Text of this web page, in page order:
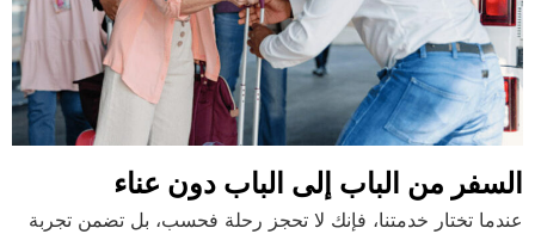
السفر من الباب إلى الباب دون عناء
عندما تختار خدمتنا، فإنك لا تحجز رحلة فحسب، بل تضمن تجربة